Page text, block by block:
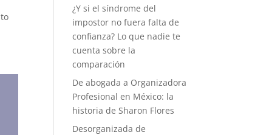
¿Y si el síndrome del
impostor no fuera falta de
confianza? Lo que nadie te
cuenta sobre la
comparación
De abogada a Organizadora
Profesional en México: la
historia de Sharon Flores
Desorganizada de